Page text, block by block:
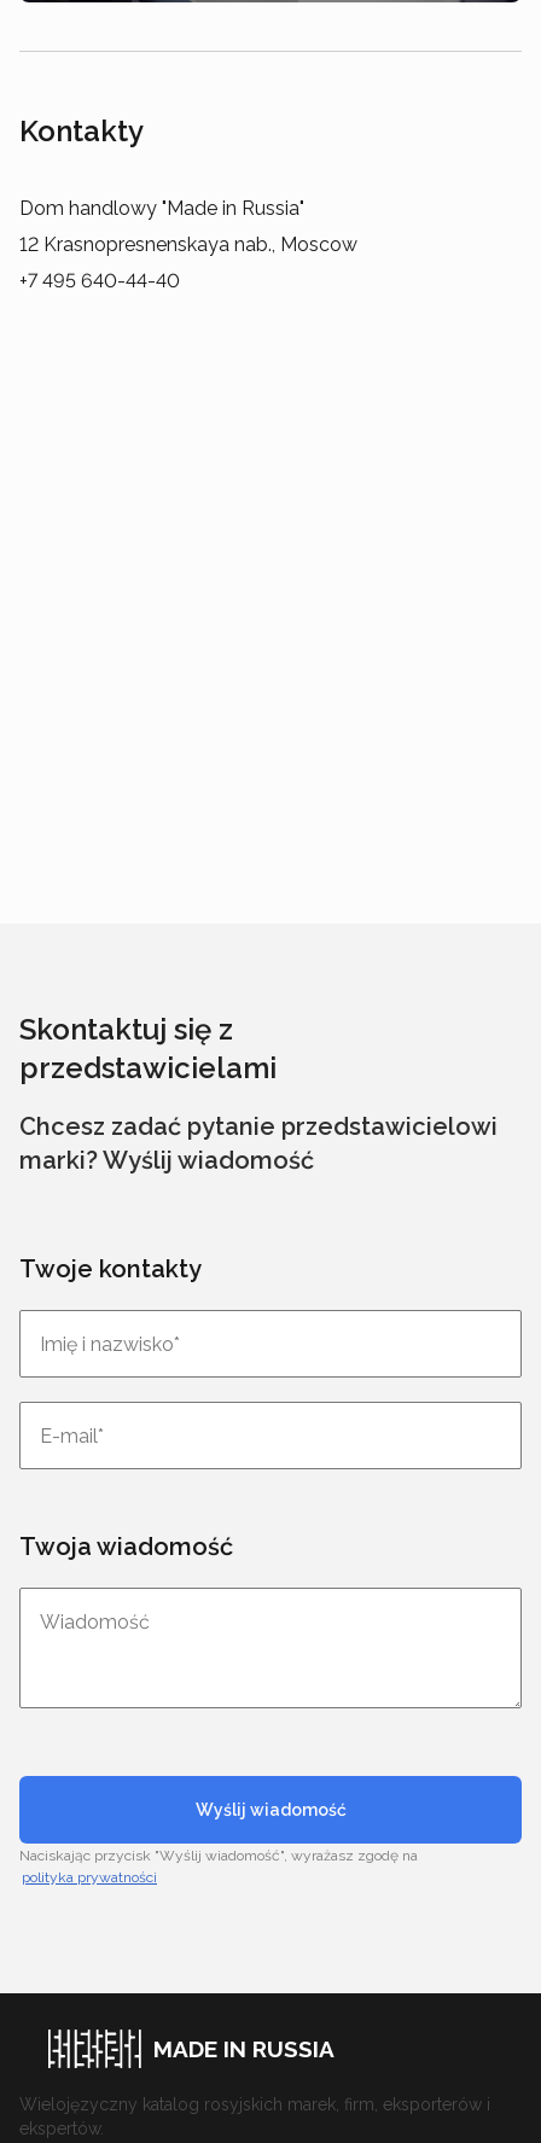
Kontakty
Dom handlowy "Made in Russia"
12 Krasnopresnenskaya nab., Moscow
+7 495 640-44-40
Skontaktuj się z
przedstawicielami
Chcesz zadać pytanie przedstawicielowi
marki? Wyślij wiadomość
Twoje kontakty
Twoja wiadomość
Wyślij wiadomość
Naciskając przycisk "Wyślij wiadomość", wyrażasz zgodę na
polityka prywatności
MADE IN RUSSIA
Wielojęzyczny katalog rosyjskich marek, firm, eksporterów i
ekspertów.